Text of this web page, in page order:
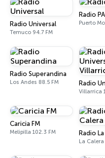
Radio Universal
Temuco 94.7 FM
Radio
Puerto
Radio Superandina
Los Andes 88.5 FM Radio
Villarrica
Caricia FM
Melipilla 102.3 FM Radio
La Calera